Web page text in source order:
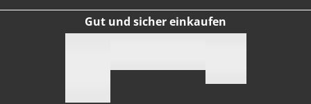
Gut und sicher einkaufen